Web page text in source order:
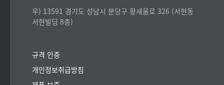
우) 13591 경기도 성남시 분당구 황새울로 326 (서현동
서현빌딩 8층)
규격 인증
개인정보취급방침